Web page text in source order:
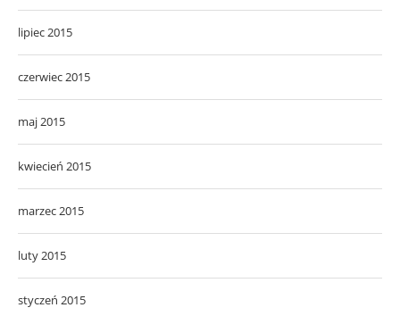
lipiec 2015
czerwiec 2015
maj 2015
kwiecień 2015
marzec 2015
luty 2015
styczeń 2015